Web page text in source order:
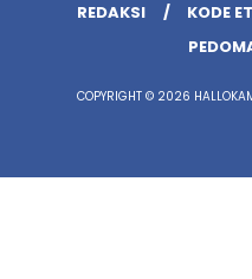
REDAKSI
KODE
COPYRIGHT © 2026